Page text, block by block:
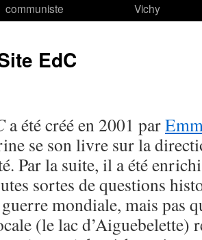
communiste
Vichy
EdC
a été créé en 2001 par
se son livre sur la
Par la suite, il a été
sortes de questions
mondiale, mais pas
(le lac d’Aiguebelette)